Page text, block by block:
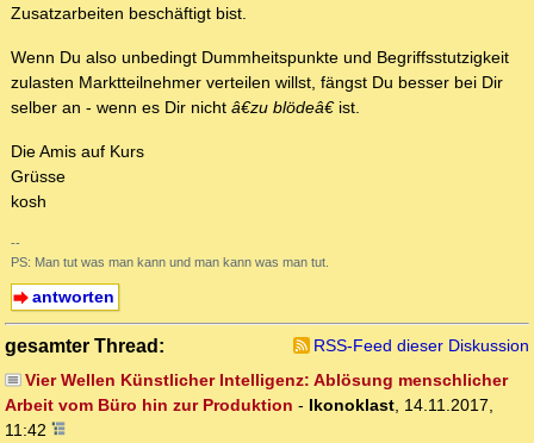
Zusatzarbeiten beschäftigt bist.
Wenn Du also unbedingt Dummheitspunkte und Begriffsstutzigkeit
zulasten Marktteilnehmer verteilen willst, fängst Du besser bei Dir
selber an - wenn es Dir nicht â€zu blödeâ€ist.
Die Amis auf Kurs
Grüsse
kosh
--
PS: Man tut was man kann und man kann was man tut.
antworten
gesamter Thread:
RSS-Feed dieser Diskussion
Vier Wellen Künstlicher Intelligenz: Ablösung menschlicher
Arbeit vom Büro hin zur Produktion - Ikonoklast, 14.11.2017,
11:42